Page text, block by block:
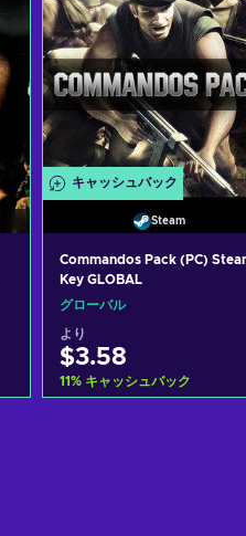
キャッシュバック
Steam
Commandos Pack (PC)
Key GLOBAL
グローバル
より
$3.58
11% キャッシュバック